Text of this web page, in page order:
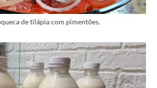
de tilápia com pimentões.